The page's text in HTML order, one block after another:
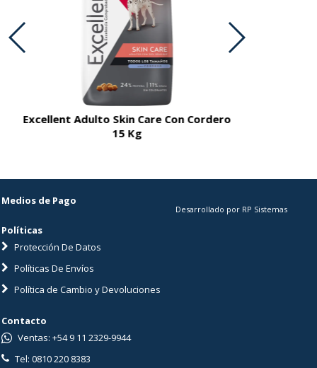
Excellent Adulto Skin Care Con Cordero
15 Kg
Medios de Pago
Políticas
Protección De Datos
Políticas De Envíos
Política de Cambio y Devoluciones
Desarrollado por RP Sistemas
Contacto
Ventas: +54 9 11 2329-9944
Tel: 0810 220 8383